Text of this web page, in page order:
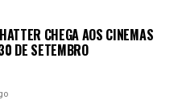
CHEGA AOS CINEMAS
DE SETEMBRO